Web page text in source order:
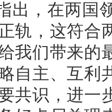
出，在两国
轨，这符合
我们带来的
自主、互利
共识，进一